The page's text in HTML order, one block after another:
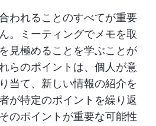
われることのすべてが重要
。ミーティングでメモを取
見極めることを学ぶことが
らのポイントは、個人が意
当て、新しい情報の紹介を
が特定のポイントを繰り返
のポイントが重要な可能性